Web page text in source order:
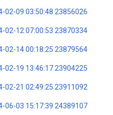
02-09 03:50:48 23856026
02-12 07:00:53 23870334
02-14 00:18:25 23879564
02-19 13:46:17 23904225
02-21 02:49:25 23911092
06-03 15:17:39 24389107